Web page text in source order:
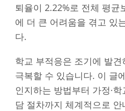
퇴율이 2.22%로 전체 평균
에 더 큰 어려움을 겪고 있
다.
학교 부적응은 조기에 발
극복할 수 있습니다. 이 글
인지하는 방법부터 가정·
담 절차까지 체계적으로 안